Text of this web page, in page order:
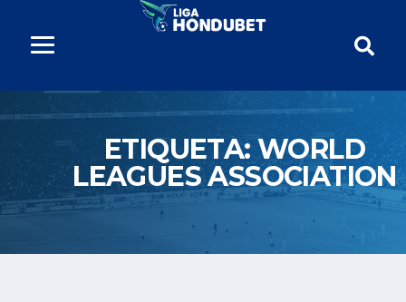
ETIQUETA: WORLD
LEAGUES ASSOCIATION